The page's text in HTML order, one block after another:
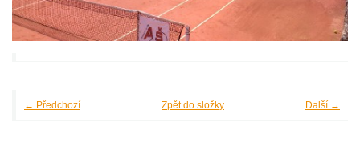
← Předchozí Další →
Zpět do složky